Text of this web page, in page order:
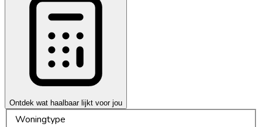
Ontdek wat haalbaar lijkt voor jou
Woningtype